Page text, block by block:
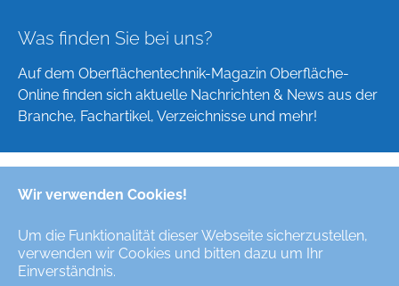
Wir verwenden Cookies!
Um die Funktionalität dieser Webseite sicherzustellen,
verwenden wir Cookies und bitten dazu um Ihr
Einverständnis.
Was finden Sie bei uns?
Auf dem Oberflächentechnik-Magazin Oberfläche-
Online finden sich aktuelle Nachrichten & News aus der
Branche, Fachartikel, Verzeichnisse und mehr!
Deutsch
Alle Rechte/All Rights Reserved © Oberfläche-Online,
das digitale Oberflächentechnik-Magazin / the digital